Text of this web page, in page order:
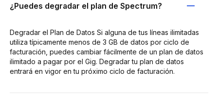
¿Puedes degradar el plan de Spectrum?
Degradar el Plan de Datos Si alguna de tus líneas ilimitadas
utiliza típicamente menos de 3 GB de datos por ciclo de
facturación, puedes cambiar fácilmente de un plan de datos
ilimitado a pagar por el Gig. Degradar tu plan de datos
entrará en vigor en tu próximo ciclo de facturación.